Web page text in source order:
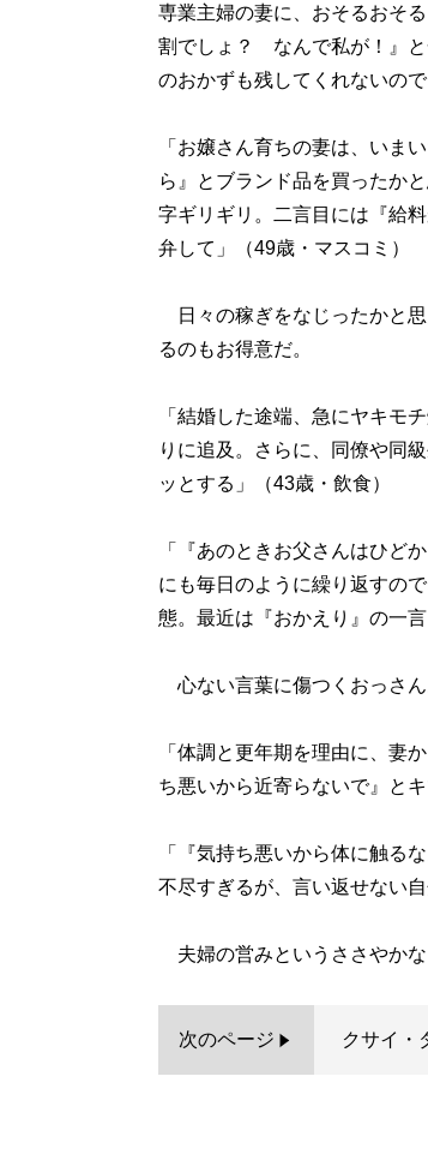
専業主婦の妻に、おそるおそ
割でしょ？ なんで私が！』と
のおかずも残してくれないの
「お嬢さん育ちの妻は、いま
ら』とブランド品を買ったか
字ギリギリ。二言目には『給
弁して」（49歳・マスコミ）
日々の稼ぎをなじったかと
るのもお得意だ。
「結婚した途端、急にヤキモ
りに追及。さらに、同僚や同
ッとする」（43歳・飲食）
「『あのときお父さんはひど
にも毎日のように繰り返すの
態。最近は『おかえり』の一
心ない言葉に傷つくおっさん
「体調と更年期を理由に、妻
ち悪いから近寄らないで』と
「『気持ち悪いから体に触る
不尽すぎるが、言い返せない
夫婦の営みというささやかな
次のページ クサイ・